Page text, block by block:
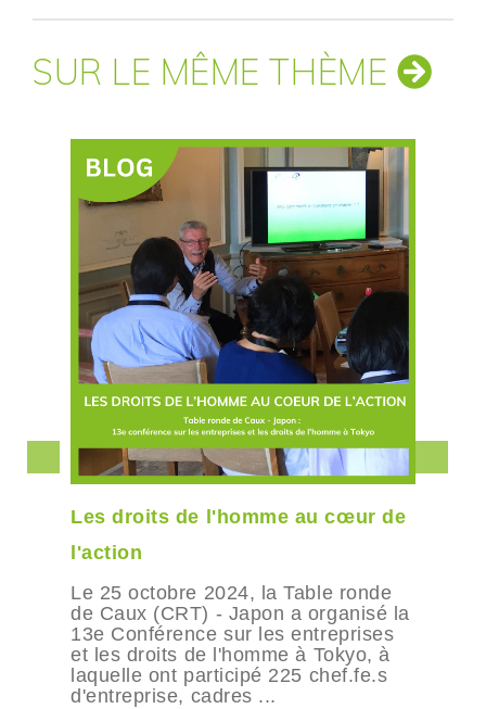
SUR LE MÊME THÈME
Les droits de l'homme au cœur de
l'action
Le 25 octobre 2024, la Table ronde
de Caux (CRT) - Japon a organisé la
13e Conférence sur les entreprises
et les droits de l'homme à Tokyo, à
laquelle ont participé 225 chef.fe.s
d'entreprise, cadres ...